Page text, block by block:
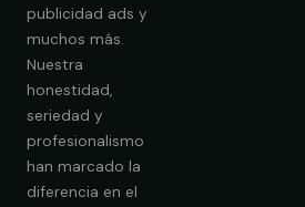
publicidad ads y
muchos más.
Nuestra
honestidad,
seriedad y
profesionalismo
han marcado la
diferencia en el